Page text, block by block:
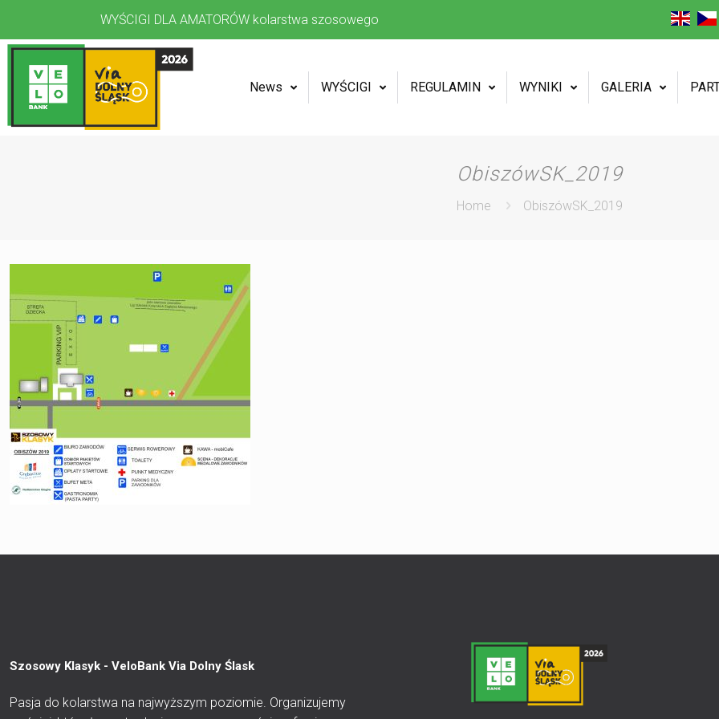
WYŚCIGI DLA AMATORÓW kolarstwa szosowego
News WYŚCIGI REGULAMIN WYNIKI GALERIA
ObiszówSK_2019
Home ObiszówSK_2019
Szosowy Klasyk - VeloBank Via Dolny Ślask
Pasja do kolarstwa na najwyższym poziomie. Organizujemy